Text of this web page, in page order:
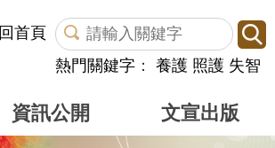
回首頁
熱門關鍵字 ： 養護 照護 失智
資訊公開 文宣出版